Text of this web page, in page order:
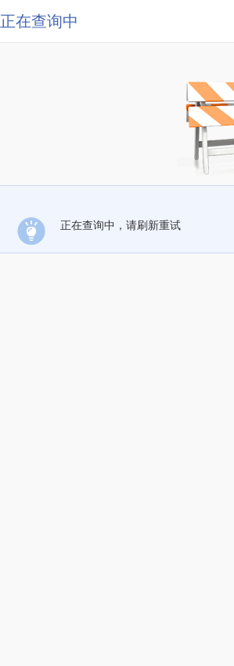
正在查询中
正在查询中，请刷新重试